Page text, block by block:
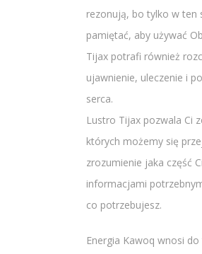
rezonują, bo tylko w ten
pamiętać, aby używać
Tijax potrafi również
ujawnienie, uleczenie i
serca.
Lustro Tijax pozwala Ci
których możemy się
zrozumienie jaka część
informacjami
co potrzebujesz.
Energia Kawoq wnosi